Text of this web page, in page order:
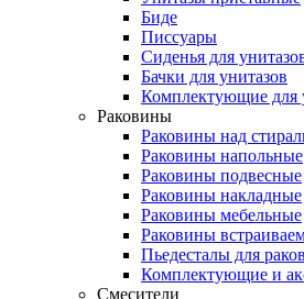
Биде
Писсуары
Сиденья для
Бачки для унитазов
Комплектующие для
Раковины
Раковины над
Раковины напольные
Раковины подвесные
Раковины накладные
Раковины мебельные
Раковины
Пьедесталы для
Комплектующие и
Смесители